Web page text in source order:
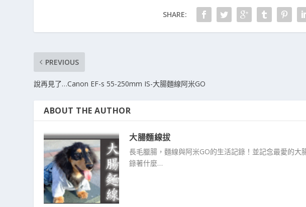
SHARE:
PREVIOUS
說再見了…Canon EF-s 55-250mm IS-大腸麵線阿米GO
ABOUT THE AUTHOR
大腸麵線拔
長毛臘腸，麵線與阿米GO的生活記錄！並記念最愛的
錄著什麼…